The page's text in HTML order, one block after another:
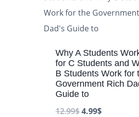
Why A Students
for C Students and
B Students Work for
Government Rich
Guide to
12.99$4.99$